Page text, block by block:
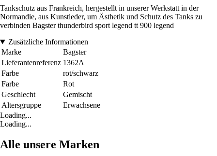
Tankschutz aus Frankreich, hergestellt in unserer Werkstatt in der
Normandie, aus Kunstleder, um Ästhetik und Schutz des Tanks zu
verbinden Bagster thunderbird sport legend tt 900 legend
Zusätzliche Informationen
Marke
Bagster
Lieferantenreferenz 1362A
Farbe
rot/schwarz
Farbe
Rot
Geschlecht
Gemischt
Altersgruppe
Erwachsene
Loading...
Loading...
Alle unsere Marken